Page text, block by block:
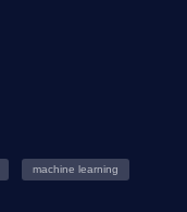
machine learning